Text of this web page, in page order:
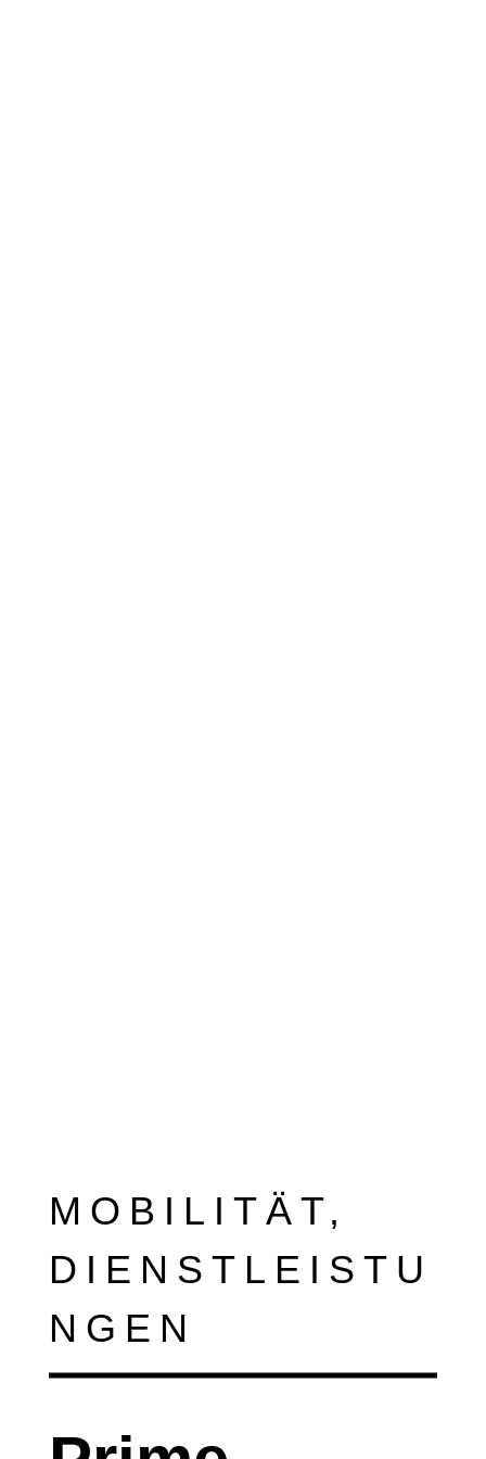
MOBILITÄT,
DIENSTLEISTU
NGEN